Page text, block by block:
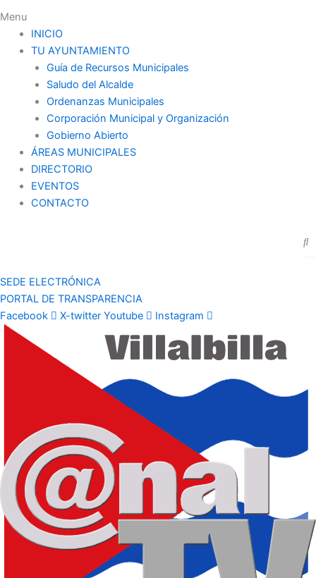
Menu
INICIO
TU AYUNTAMIENTO
Guía de Recursos Municipales
Saludo del Alcalde
Ordenanzas Municipales
Corporación Municipal y Organización
Gobierno Abierto
ÁREAS MUNICIPALES
DIRECTORIO
EVENTOS
CONTACTO
SEDE ELECTRÓNICA
PORTAL DE TRANSPARENCIA
Facebook
X-twitter Youtube Instagram